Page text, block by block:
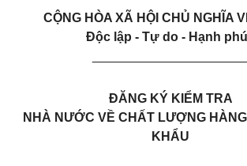
CỘNG HÒA XÃ HỘI CHỦ NGHĨA
Độc lập - Tự do - Hạnh
ĐĂNG KÝ KIỂM TRA
NHÀ NƯỚC VỀ CHẤT LƯỢNG
KHẨU